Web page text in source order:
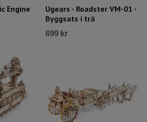
Engine
Ugears - Roadster VM-01 -
Byggsats i trä
699 kr